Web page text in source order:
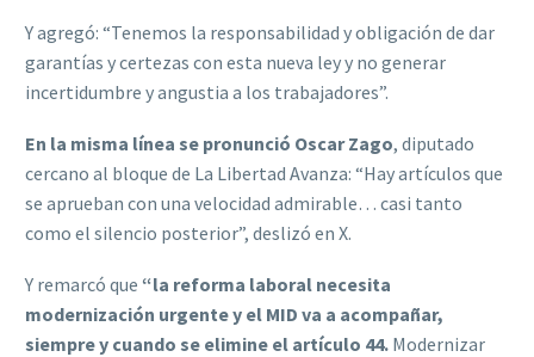
Y agregó: “Tenemos la responsabilidad y obligación de dar
garantías y certezas con esta nueva ley y no generar
incertidumbre y angustia a los trabajadores”.
En la misma línea se pronunció Oscar Zago, diputado
cercano al bloque de La Libertad Avanza: “Hay artículos que
se aprueban con una velocidad admirable… casi tanto
como el silencio posterior”, deslizó en X.
Y remarcó que “la reforma laboral necesita
modernización urgente y el MID va a acompañar,
siempre y cuando se elimine el artículo 44. Modernizar